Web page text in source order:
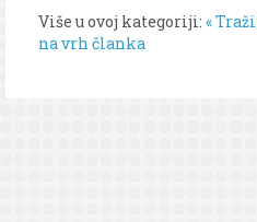
Više u ovoj kategoriji: «
na vrh članka